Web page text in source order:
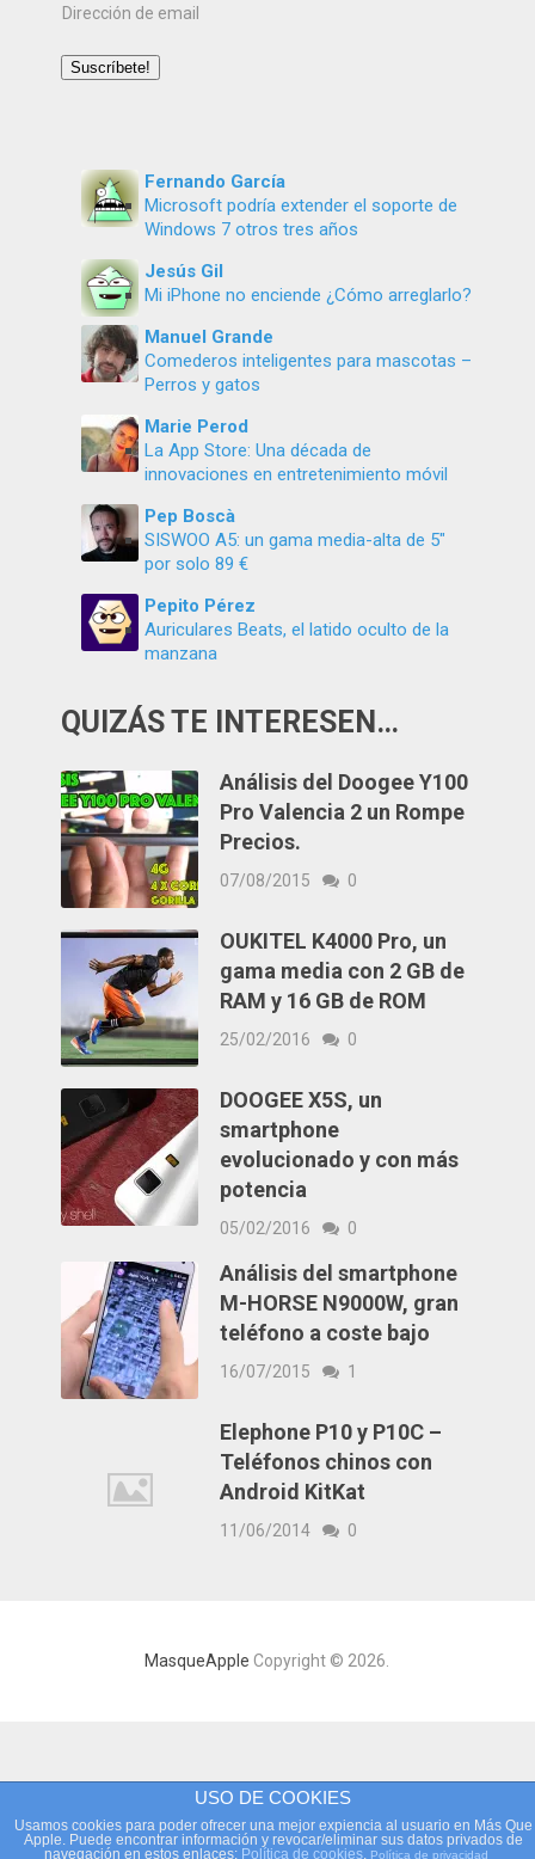
Dirección
email
Suscríbete!
Fernando García
Microsoft podría extender el soporte de
Windows 7 otros tres años
Jesús Gil
Mi iPhone no enciende ¿Cómo arreglarlo?
Manuel Grande
Comederos inteligentes para mascotas –
Perros y gatos
Marie Perod
La App Store: Una década de
innovaciones en entretenimiento móvil
Pep Boscà
SISWOO A5: un gama media-alta de 5″
por solo 89 €
Pepito Pérez
Auriculares Beats, el latido oculto de la
manzana
QUIZÁS TE INTERESEN…
Análisis del Doogee Y100
Pro Valencia 2 un Rompe
Precios.
07/08/2015 0
OUKITEL K4000 Pro, un
gama media con 2 GB de
RAM y 16 GB de ROM
25/02/2016 0
DOOGEE X5S, un
smartphone
evolucionado y con más
potencia
05/02/2016 0
Análisis del smartphone
M-HORSE N9000W, gran
teléfono a coste bajo
16/07/2015 1
Elephone P10 y P10C –
Teléfonos chinos con
Android KitKat
11/06/2014 0
MasqueApple Copyright © 2026.
USO DE COOKIES
Usamos cookies para poder ofrecer una mejor expiencia al usuario en Más Que
Apple. Puede encontrar información y revocar/eliminar sus datos privados de
navegación en estos enlaces: Política de cookies. Política de privacidad